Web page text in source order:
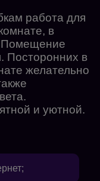
работа для
в
Помещение
Посторонних в
желательно
и уютной.